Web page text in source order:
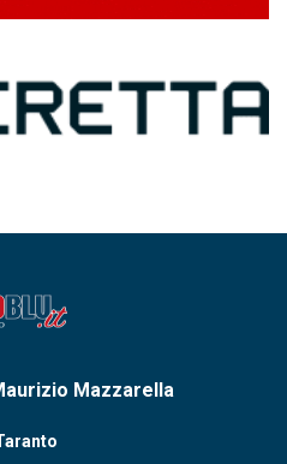
Mazzarella